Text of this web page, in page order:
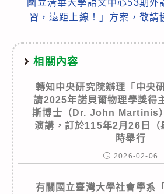
國立清華大學語文中心53期外
習，遠距上線！」方案，敬請
相關內容
轉知中央研究院辦理「中央
請2025年諾貝爾物理學獎得
斯博士（Dr. John Martinis
演講，訂於115年2月26日（
時舉行
2026-02-06
有關國立臺灣大學社會學系